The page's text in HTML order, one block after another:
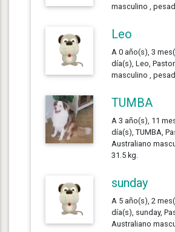
masculino ,
Leo
A 0 año(s), 3
día(s), Leo,
masculino ,
TUMBA
A 3 año(s), 11
día(s), TUMBA,
Australiano
31.5 kg.
sunday
A 5 año(s), 2
día(s), sunday,
Australiano